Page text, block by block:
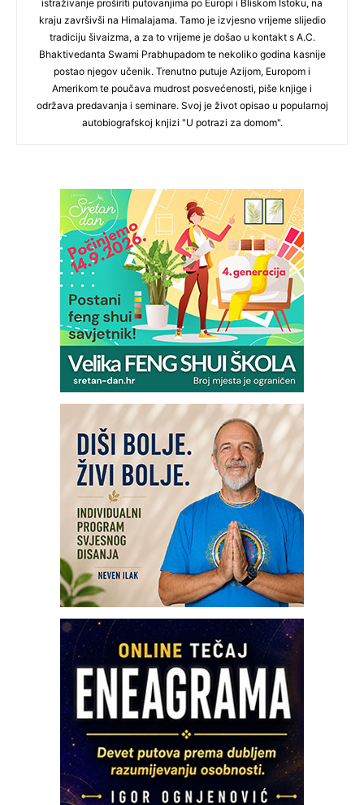
istraživanje proširiti putovanjima po Europi i Bliskom Istoku, na
kraju završivši na Himalajama. Tamo je izvjesno vrijeme slijedio
tradiciju šivaizma, a za to vrijeme je došao u kontakt s A.C.
Bhaktivedanta Swami Prabhupadom te nekoliko godina kasnije
postao njegov učenik. Trenutno putuje Azijom, Europom i
Amerikom te poučava mudrost posvećenosti, piše knjige i
održava predavanja i seminare. Svoj je život opisao u popularnoj
autobiografskoj knjizi "U potrazi za domom".